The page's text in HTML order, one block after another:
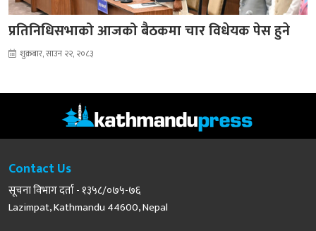
प्रतिनिधिसभाको आजको बैठकमा चार विधेयक पेस हुने
शुक्रबार, साउन २२, २०८३
Contact Us
सूचना विभाग दर्ता - १३५८/०७५-७६
Lazimpat, Kathmandu 44600, Nepal